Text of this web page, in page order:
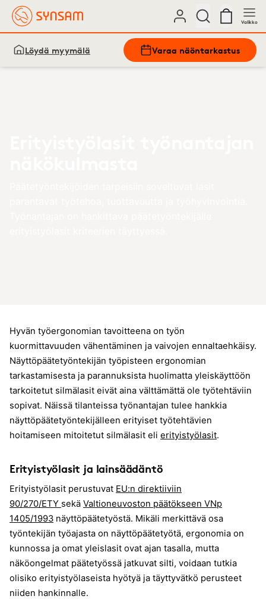
Valikko
Löydä myymälä Varaa näöntarkastus
Hyvän työergonomian tavoitteena on työn
kuormittavuuden vähentäminen ja vaivojen ennaltaehkäisy.
Näyttöpäätetyöntekijän työpisteen ergonomian
tarkastamisesta ja parannuksista huolimatta yleiskäyttöön
tarkoitetut silmälasit eivät aina välttämättä ole työtehtäviin
sopivat. Näissä tilanteissa työnantajan tulee hankkia
näyttöpäätetyöntekijälleen erityiset työtehtävien
hoitamiseen mitoitetut silmälasit eli erityistyölasit.
Erityistyölasit ja lainsäädäntö
Erityistyölasit perustuvat EU:n direktiiviin
90/270/ETY sekä Valtioneuvoston päätökseen VNp
1405/1993 näyttöpäätetyöstä. Mikäli merkittävä osa
työntekijän työajasta on näyttöpäätetyötä, ergonomia on
kunnossa ja omat yleislasit ovat ajan tasalla, mutta
näköongelmat päätetyössä jatkuvat silti, voidaan tutkia
olisiko erityistyölaseista hyötyä ja täyttyvätkö perusteet
niiden hankinnalle.